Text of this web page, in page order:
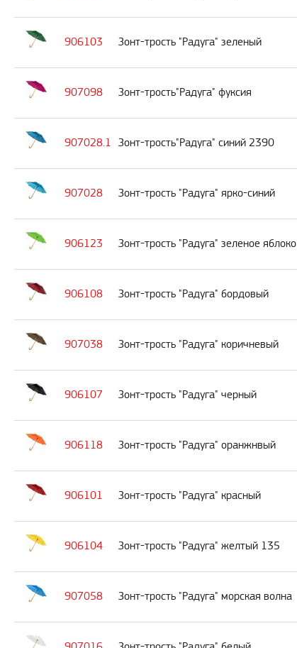
906103 Зонт-трость "Радуга" зеленый
907098 Зонт-трость"Радуга" фуксия
907028.1 Зонт-трость"Радуга" синий 2390
907028 Зонт-трость "Радуга" ярко-синий
906123 Зонт-трость "Радуга" зеленое яблоко
906108 Зонт-трость "Радуга" бордовый
907038 Зонт-трость "Радуга" коричневый
906107 Зонт-трость "Радуга" черный
906118 Зонт-трость "Радуга" оранжнвый
906101 Зонт-трость "Радуга" красный
906104 Зонт-трость "Радуга" желтый 135
907058 Зонт-трость "Радуга" морская волна